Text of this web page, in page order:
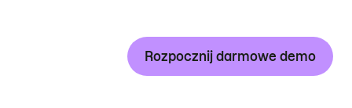
Rozpocznij darmowe demo